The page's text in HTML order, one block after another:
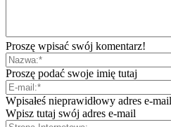
Proszę wpisać swój komentarz!
Proszę podać swoje imię tutaj
Wpisałeś nieprawidłowy adres e-
Wpisz tutaj swój adres e-mail